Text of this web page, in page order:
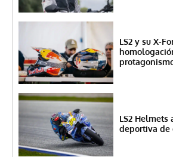
LS2 y su X-
LS2 Helmets
deportiva de